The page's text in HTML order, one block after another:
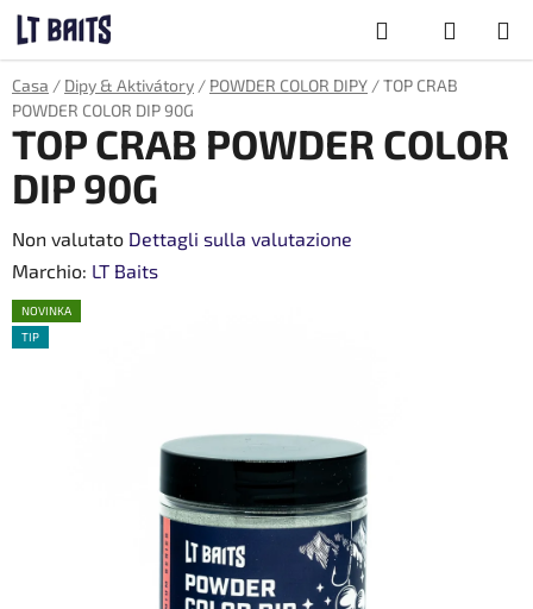
Vai
contenuto
Ricerca
CARRELLO
Casa / Dipy & Aktivátory / POWDER COLOR DIPY /TOP CRAB
POWDER COLOR DIP 90G
TOP CRAB POWDER COLOR
DIP 90G
La
valutazione
media
del
Non valutato Dettagli sulla valutazione
Marchio: LT Baits
NOVINKA
TIP